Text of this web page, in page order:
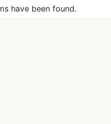
have been found.